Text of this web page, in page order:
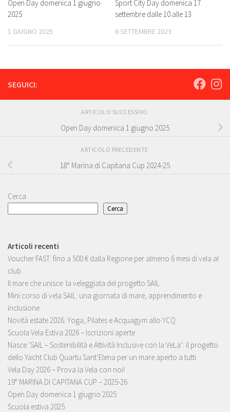
Open Day domenica 1 giugno
2025
1 GIUGNO 2025
Sport City Day domenica 17
settembre dalle 10 alle 13
6 SETTEMBRE 2023
SEGUICI:
ARTICOLO SUCCESSIVO
Open Day domenica 1 giugno 2025
ARTICOLO PRECEDENTE
18° Marina di Capitana Cup 2024-25
Cerca
Cerca
Articoli recenti
Voucher FAST: fino a 500 € dalla Regione per almeno 6 mesi di vela al
club
Il mare che unisce: la veleggiata del progetto SAIL
Mini corso di vela SAIL: una giornata di mare, apprendimento e
inclusione
Novità estate 2026: Yoga, Pilates e Acquagym allo YCQ
Scuola Vela Estiva 2026 – Iscrizioni aperte
Nasce ‘SAIL – Sostenibilità e Attività Inclusive con la VeLa’: il progetto
dello Yacht Club Quartu Sant’Elena per un mare aperto a tutti
Vela Day 2026 – Prova la Vela con noi!
19° MARINA DI CAPITANA CUP – 2025-26
Open Day domenica 1 giugno 2025
Scuola estiva 2025